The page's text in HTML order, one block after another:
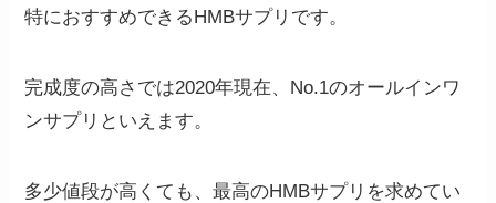
特におすすめできるHMBサプリです。
完成度の高さでは2020年現在、No.1のオールインワ
ンサプリといえます。
多少値段が高くても、最高のHMBサプリを求めてい